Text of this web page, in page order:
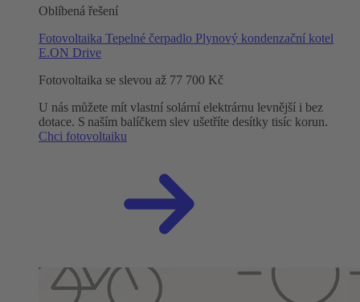
Oblíbená řešení
Fotovoltaika Tepelné čerpadlo Plynový kondenzační kotel
E.ON Drive
Fotovoltaika se slevou až 77 700 Kč
U nás můžete mít vlastní solární elektrárnu levnější i bez
dotace. S naším balíčkem slev ušetříte desítky tisíc korun.
Chci fotovoltaiku